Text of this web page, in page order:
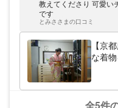
ー
際
教えてくださり 可愛い
です
とみささまの口コミ
【京
な着